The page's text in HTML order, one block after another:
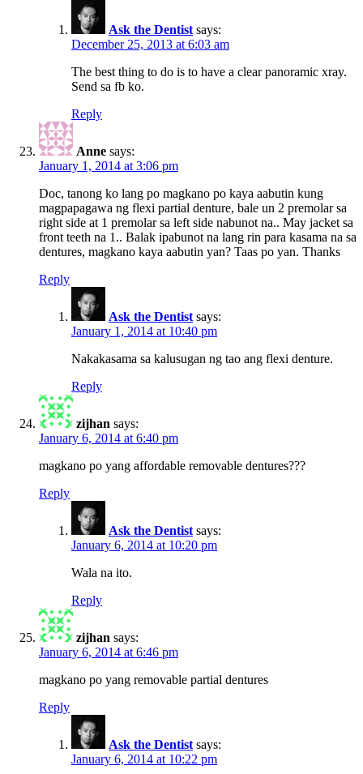
Ask the Dentist says:
December 25, 2013 at 6:03 am
The best thing to do is to have a clear panoramic xray.
Send sa fb ko.
Reply
Anne says:
January 1, 2014 at 3:06 pm
Doc, tanong ko lang po magkano po kaya aabutin kung
magpapagawa ng flexi partial denture, bale un 2 premolar sa
right side at 1 premolar sa left side nabunot na.. May jacket sa
front teeth na 1.. Balak ipabunot na lang rin para kasama na sa
dentures, magkano kaya aabutin yan? Taas po yan. Thanks
Reply
Ask the Dentist says:
January 1, 2014 at 10:40 pm
Nakakasama sa kalusugan ng tao ang flexi denture.
Reply
zijhan says:
January 6, 2014 at 6:40 pm
magkano po yang affordable removable dentures???
Reply
Ask the Dentist says:
January 6, 2014 at 10:20 pm
Wala na ito.
Reply
zijhan says:
January 6, 2014 at 6:46 pm
magkano po yang removable partial dentures
Reply
Ask the Dentist says:
January 6, 2014 at 10:22 pm